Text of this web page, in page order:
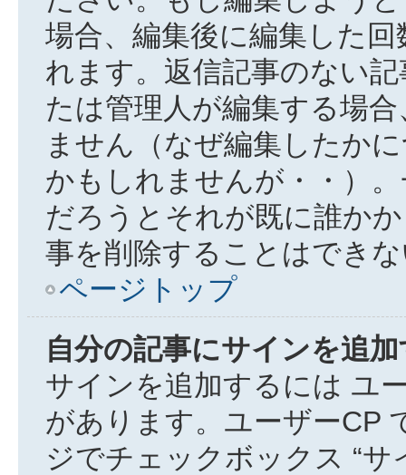
場合、編集後に編集した
れます。返信記事のない
たは管理人が編集する場
ません（なぜ編集したか
かもしれませんが・・）
だろうとそれが既に誰か
事を削除することはでき
ページトップ
自分の記事にサインを追
サインを追加するには ユ
があります。ユーザーCP
ジでチェックボックス “